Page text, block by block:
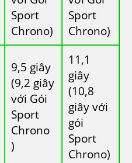
Sport
Chrono)
Sport
Chrono)
9,5 giây
(9,2 giây
với Gói
Sport
Chrono
)
11,1
giây
(10,8
giây với
gói
Sport
Chrono)